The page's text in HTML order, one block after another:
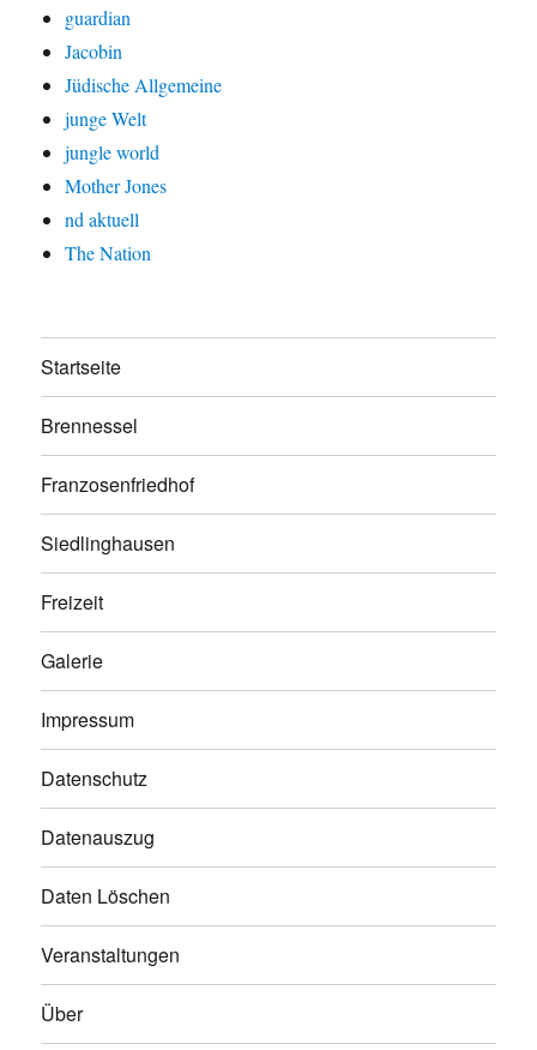
guardian
Jacobin
Jüdische Allgemeine
junge Welt
jungle world
Mother Jones
nd aktuell
The Nation
Startseite
Brennessel
Franzosenfriedhof
Siedlinghausen
Freizeit
Galerie
Impressum
Datenschutz
Datenauszug
Daten Löschen
Veranstaltungen
Über